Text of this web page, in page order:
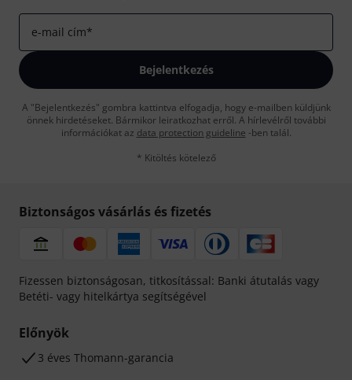
e-mail cím*
Bejelentkezés
A "Bejelentkezés" gombra kattintva elfogadja, hogy e-mailben küldjünk
önnek hirdetéseket. Bármikor leiratkozhat erről. A hírlevélről további
információkat az data protection guideline -ben talál.
* Kitöltés kötelező
Biztonságos vásárlás és fizetés
Fizessen biztonságosan, titkosítással: Banki átutalás vagy
Betéti- vagy hitelkártya segítségével
Előnyök
3 éves Thomann-garancia